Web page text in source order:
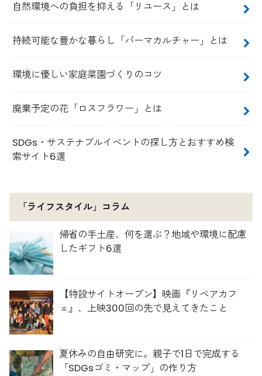
自然環境への負担を抑える「リユース」とは
持続可能な豊かな暮らし「パーマカルチャー」とは
環境に優しい家庭菜園づくりのコツ
廃棄予定の花「ロスフラワー」とは
SDGs・サステナブルイベントの探し方とおすすめ検
索サイト6選
「ライフスタイル」コラム
帰省の手土産、何を選ぶ？地域や環境に配慮
したギフト6選
【特設サイトオープン】映画『リペアカフ
ェ』、上映300回の先で見えてきたこと
夏休みの自由研究に。親子で1日で完成する
「SDGsゴミ・マップ」の作り方